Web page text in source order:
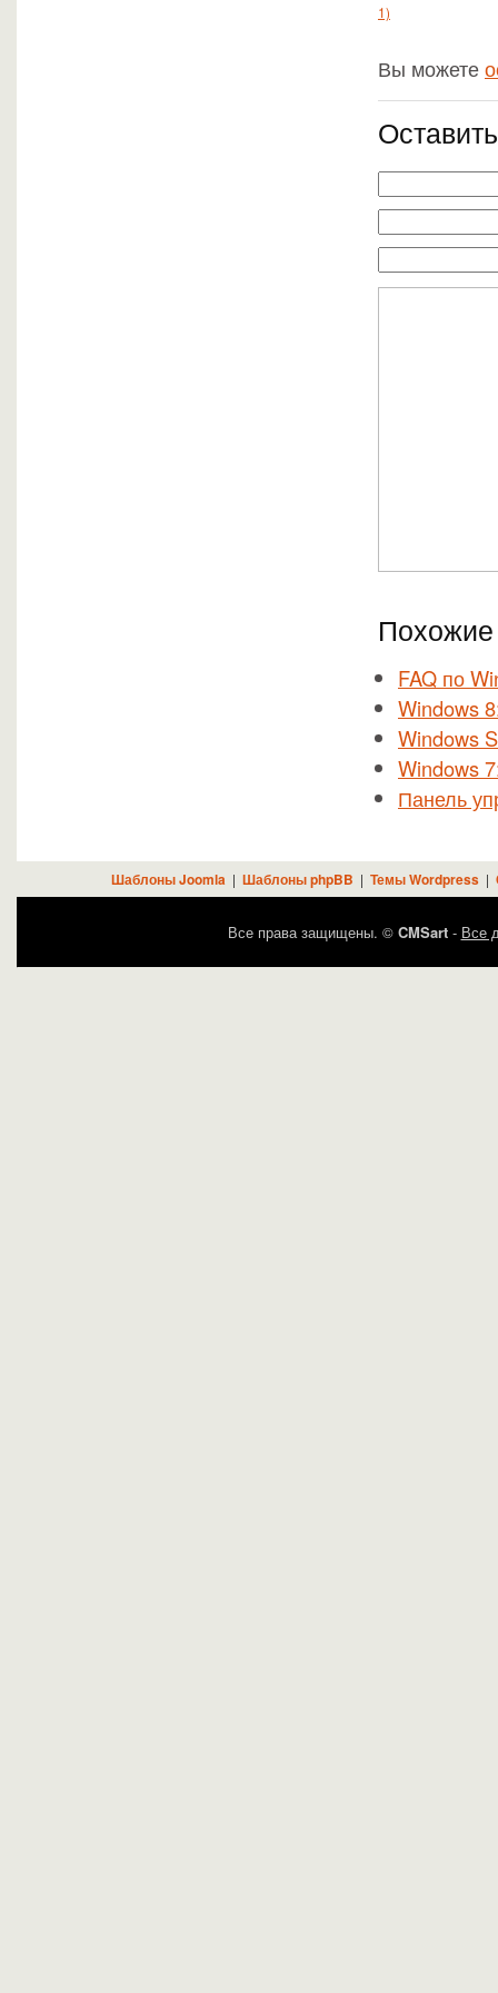
1)
Вы можете
Похожие
FAQ по
Windows
Windows
Windows
Панель
Шаблоны Joomla | Шаблоны phpBB | Темы Wordpress|
Все права защищены. © CMSart- Все